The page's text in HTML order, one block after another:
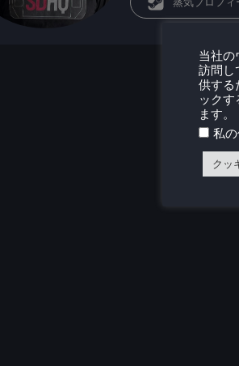
当社の
訪問し
供する
ック
ます。
私
クッ